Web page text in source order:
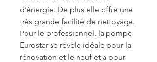
d’énergie. De plus elle offre une
très grande facilité de nettoyage.
Pour le professionnel, la pompe
Eurostar se révèle idéale pour la
rénovation et le neuf et a pour